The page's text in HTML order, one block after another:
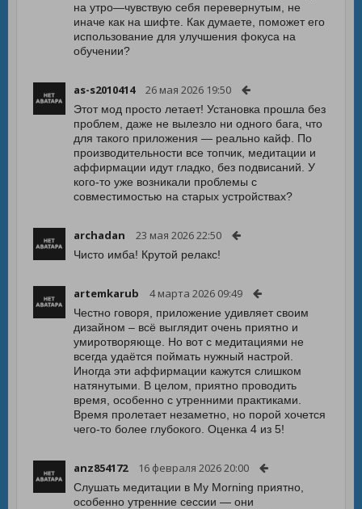
на утро—чувствую себя перевернутым, не
иначе как на шифте. Как думаете, поможет его
использование для улучшения фокуса на
обучении?
as-s2010414 26 мая 2026 19:50
Этот мод просто летает! Установка прошла без
проблем, даже не вылезло ни одного бага, что
для такого приложения — реально кайф. По
производительности все топчик, медитации и
аффирмации идут гладко, без подвисаний. У
кого-то уже возникали проблемы с
совместимостью на старых устройствах?
archadan 23 мая 2026 22:50
Чисто имба! Крутой релакс!
artemkarub 4 марта 2026 09:49
Честно говоря, приложение удивляет своим
дизайном – всё выглядит очень приятно и
умиротворяюще. Но вот с медитациями не
всегда удаётся поймать нужный настрой.
Иногда эти аффирмации кажутся слишком
натянутыми. В целом, приятно проводить
время, особенно с утренними практиками.
Время пролетает незаметно, но порой хочется
чего-то более глубокого. Оценка 4 из 5!
anz854172 16 февраля 2026 20:00
Слушать медитации в My Morning приятно,
особенно утренние сессии — они